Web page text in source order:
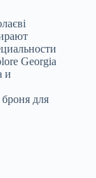
Georgia
и
для